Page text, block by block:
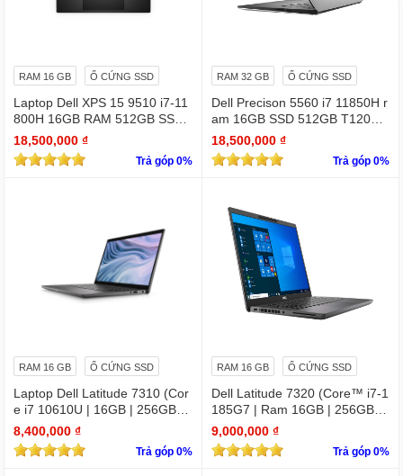
RAM 16 GB Ổ CỨNG SSD
Laptop Dell XPS 15 9510 i7-11
800H 16GB RAM 512GB SSD
RTX 3050 15.6 inches FHD 19
20 X 1080
18,500,000 ₫
Trả góp 0%
RAM 32 GB Ổ CỨNG SSD
Dell Precison 5560 i7 11850H r
am 16GB SSD 512GB T1200 4
GB FHD +
18,500,000 ₫
Trả góp 0%
RAM 16 GB Ổ CỨNG SSD
Laptop Dell Latitude 7310 (Cor
e i7 10610U | 16GB | 256GB | I
ntel UHD | 13.3 FHD
8,400,000 ₫
Trả góp 0%
RAM 16 GB Ổ CỨNG SSD
Dell Latitude 7320 (Core™ i7-1
185G7 | Ram 16GB | 256GB S
SD | 13.3 inch FHD)
9,000,000 ₫
Trả góp 0%